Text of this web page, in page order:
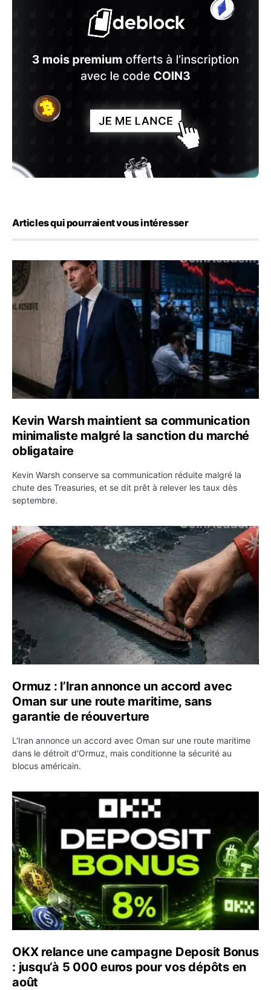
Articles qui pourraient vous intéresser
Kevin Warsh maintient sa communication minimaliste
Kevin Warsh maintient sa communication
minimaliste malgré la sanction du marché
obligataire
Kevin Warsh conserve sa communication réduite malgré la
chute des Treasuries, et se dit prêt à relever les taux dès
septembre.
Ormuz : l’Iran annonce un accord avec Oman sur une
Ormuz : l’Iran annonce un accord avec
Oman sur une route maritime, sans
garantie de réouverture
L'Iran annonce un accord avec Oman sur une route maritime
dans le détroit d'Ormuz, mais conditionne la sécurité au
blocus américain.
OKX relance une campagne Deposit Bonus : jusqu’à 5
OKX relance une campagne Deposit Bonus
: jusqu’à 5 000 euros pour vos dépôts en
août